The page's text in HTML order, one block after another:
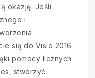
okazję. Jeśli
i
się do Visio 2016
pomocy licznych
stworzyć